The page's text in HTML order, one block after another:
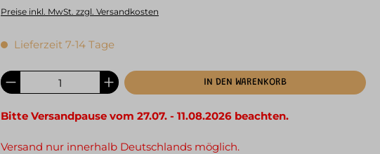
Preise inkl. MwSt. zzgl. Versandkosten
Lieferzeit 7-14 Tage
IN DEN WARENKORB
Bitte Versandpause vom 27.07. - 11.08.2026 beachten.
Versand nur innerhalb Deutschlands möglich.